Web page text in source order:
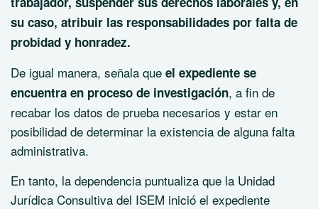
su caso, atribuir las responsabilidades por falta de
probidad y honradez.
De igual manera, señala que el expediente se
encuentra en proceso de investigación, a fin de
recabar los datos de prueba necesarios y estar en
posibilidad de determinar la existencia de alguna falta
administrativa.
En tanto, la dependencia puntualiza que la Unidad
Jurídica Consultiva del ISEM inició el expediente